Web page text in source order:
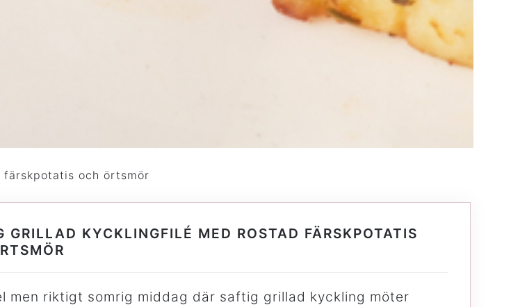
och örtsmör
GRILLAD KYCKLINGFILÉ MED ROSTAD FÄRSKPOTATIS
men riktigt somrig middag där saftig grillad kyckling möter